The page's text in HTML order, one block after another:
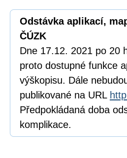
Odstávka aplikací,
ČÚZK
Dne 17.12. 2021 po 20
proto dostupné funkce
výškopisu. Dále
publikované na URL
Předpokládaná doba
komplikace.